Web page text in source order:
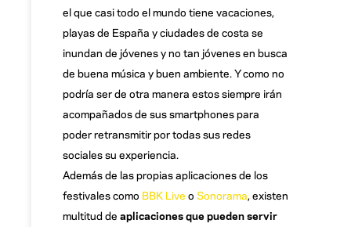
el que casi todo el mundo tiene vacaciones,
playas de España y ciudades de costa se
inundan de jóvenes y no tan jóvenes en busca
de buena música y buen ambiente. Y como no
podría ser de otra manera estos siempre irán
acompañados de sus smartphones para
poder retransmitir por todas sus redes
sociales su experiencia.
Además de las propias aplicaciones de los
festivales como BBK Live o Sonorama, existen
multitud de aplicaciones que pueden servir